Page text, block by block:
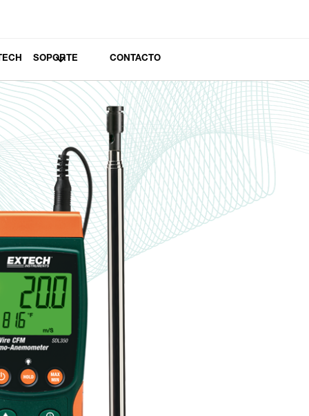
SOPORTE CONTACTO